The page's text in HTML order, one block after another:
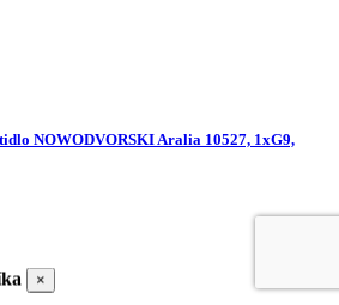
NOWODVORSKI Aralia 10527, 1xG9,
×